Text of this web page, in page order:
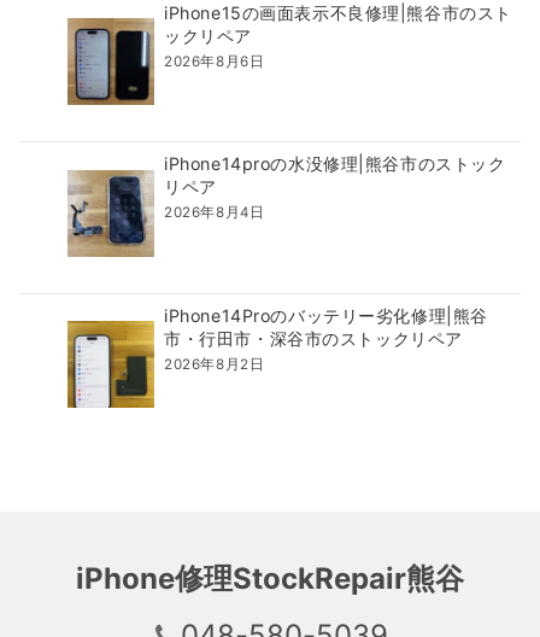
iPhone15の画面表示不良修理|熊谷市のスト
ックリペア
2026年8月6日
iPhone14proの水没修理|熊谷市のストック
リペア
2026年8月4日
iPhone14Proのバッテリー劣化修理|熊谷
市・行田市・深谷市のストックリペア
2026年8月2日
iPhone修理StockRepair熊谷